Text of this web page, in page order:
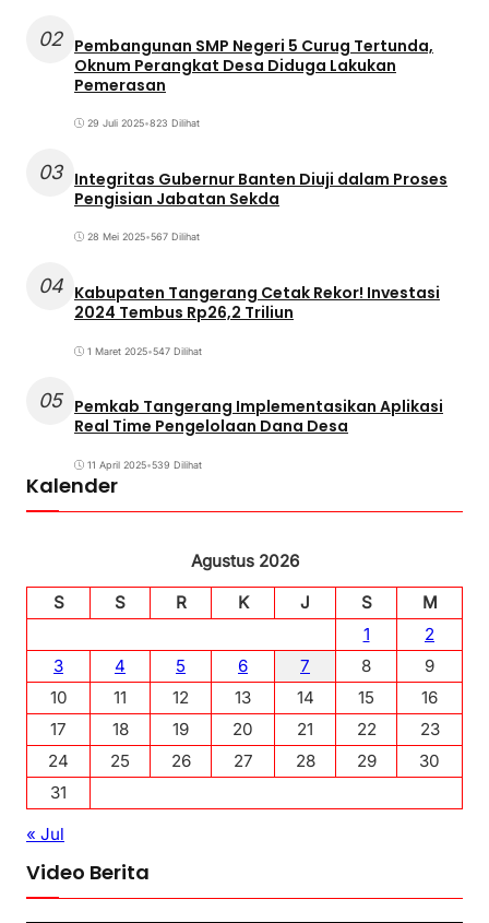
02 Pembangunan SMP Negeri 5 Curug Tertunda,
Oknum Perangkat Desa Diduga Lakukan
Pemerasan
29 Juli 2025•823 Dilihat
03 Integritas Gubernur Banten Diuji dalam Proses
Pengisian Jabatan Sekda
28 Mei 2025•567 Dilihat
04 Kabupaten Tangerang Cetak Rekor! Investasi
2024 Tembus Rp26,2 Triliun
1 Maret 2025•547 Dilihat
05 Pemkab Tangerang Implementasikan Aplikasi
Real Time Pengelolaan Dana Desa
11 April 2025•539 Dilihat
Kalender
Agustus 2026
S
S R K J S
M
1
2
3
4 5 6 7 8
9
10
11 12 13 14 15
16
17
18 19 20 21 22
23
24
25 26 27 28 29
30
31
« Jul
Video Berita